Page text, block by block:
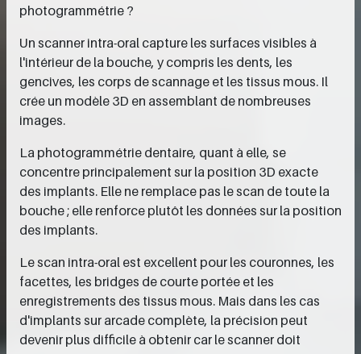
photogrammétrie ?
Un scanner intra-oral capture les surfaces visibles à
l'intérieur de la bouche, y compris les dents, les
gencives, les corps de scannage et les tissus mous. Il
crée un modèle 3D en assemblant de nombreuses
images.
La photogrammétrie dentaire, quant à elle, se
concentre principalement sur la position 3D exacte
des implants. Elle ne remplace pas le scan de toute la
bouche ; elle renforce plutôt les données sur la position
des implants.
Le scan intra-oral est excellent pour les couronnes, les
facettes, les bridges de courte portée et les
enregistrements des tissus mous. Mais dans les cas
d'implants sur arcade complète, la précision peut
devenir plus difficile à obtenir car le scanner doit